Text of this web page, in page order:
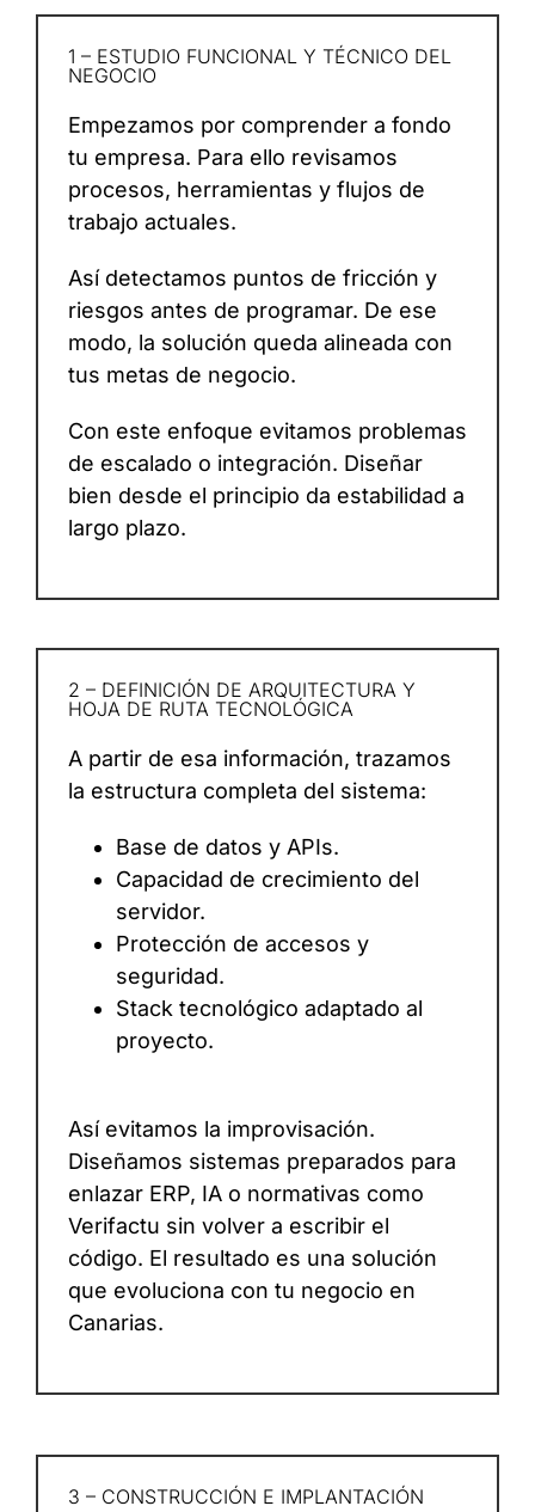
1 – ESTUDIO FUNCIONAL Y TÉCNICO DEL
NEGOCIO
Empezamos por comprender a fondo
tu empresa. Para ello revisamos
procesos, herramientas y flujos de
trabajo actuales.
Así detectamos puntos de fricción y
riesgos antes de programar. De ese
modo, la solución queda alineada con
tus metas de negocio.
Con este enfoque evitamos problemas
de escalado o integración. Diseñar
bien desde el principio da estabilidad a
largo plazo.
2 – DEFINICIÓN DE ARQUITECTURA Y
HOJA DE RUTA TECNOLÓGICA
A partir de esa información, trazamos
la estructura completa del sistema:
Base de datos y APIs.
Capacidad de crecimiento del
servidor.
Protección de accesos y
seguridad.
Stack tecnológico adaptado al
proyecto.
Así evitamos la improvisación.
Diseñamos sistemas preparados para
enlazar ERP, IA o normativas como
Verifactu sin volver a escribir el
código. El resultado es una solución
que evoluciona con tu negocio en
Canarias.
3 – CONSTRUCCIÓN E IMPLANTACIÓN